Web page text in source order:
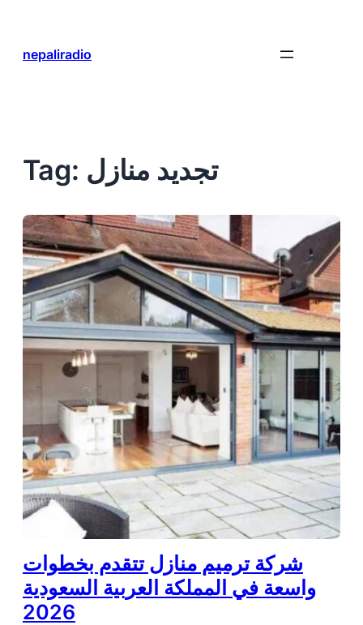
content
nepaliradio
Tag: تجديد منازل
شركة ترميم منازل تتقدم بخطوات
واسعة في المملكة العربية السعودية
2026